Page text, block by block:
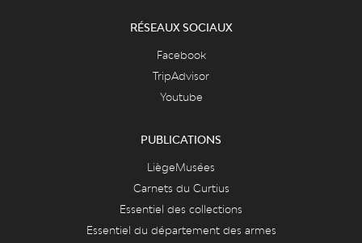
RÉSEAUX SOCIAUX
Facebook
TripAdvisor
Youtube
PUBLICATIONS
LiègeMusées
Carnets du Curtius
Essentiel des collections
Essentiel du département des armes